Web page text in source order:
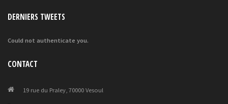
DERNIERS TWEETS
Could not authenticate you.
CONTACT
19 rue du Praley, 70000 Vesoul